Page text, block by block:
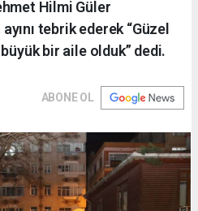
Hilmi Güler
tebrik ederek “Güzel
bir aile olduk” dedi.
ABONE OL